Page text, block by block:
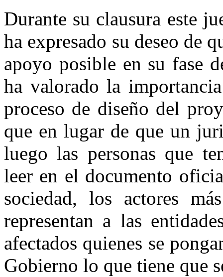
Durante su clausura este
ha expresado su deseo de
apoyo posible en su fase
ha valorado la
proceso de diseño del
que en lugar de que un
luego las personas que
leer en el documento
sociedad, los actores
representan a las
afectados quienes se
Gobierno lo que tiene que